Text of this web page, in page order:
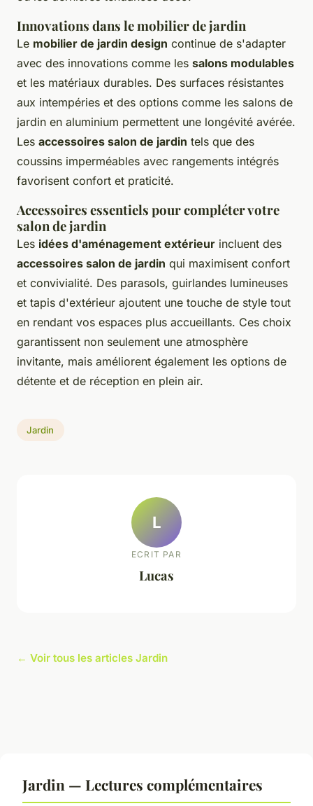
Innovations dans le mobilier de jardin
Le mobilier de jardin design continue de s'adapter
avec des innovations comme les salons modulables
et les matériaux durables. Des surfaces résistantes
aux intempéries et des options comme les salons de
jardin en aluminium permettent une longévité avérée.
Les accessoires salon de jardin tels que des
coussins imperméables avec rangements intégrés
favorisent confort et praticité.
Accessoires essentiels pour compléter votre
salon de jardin
Les idées d'aménagement extérieur incluent des
accessoires salon de jardin qui maximisent confort
et convivialité. Des parasols, guirlandes lumineuses
et tapis d'extérieur ajoutent une touche de style tout
en rendant vos espaces plus accueillants. Ces choix
garantissent non seulement une atmosphère
invitante, mais améliorent également les options de
détente et de réception en plein air.
Jardin
L
ECRIT PAR
Lucas
← Voir tous les articles Jardin
Jardin — Lectures complémentaires